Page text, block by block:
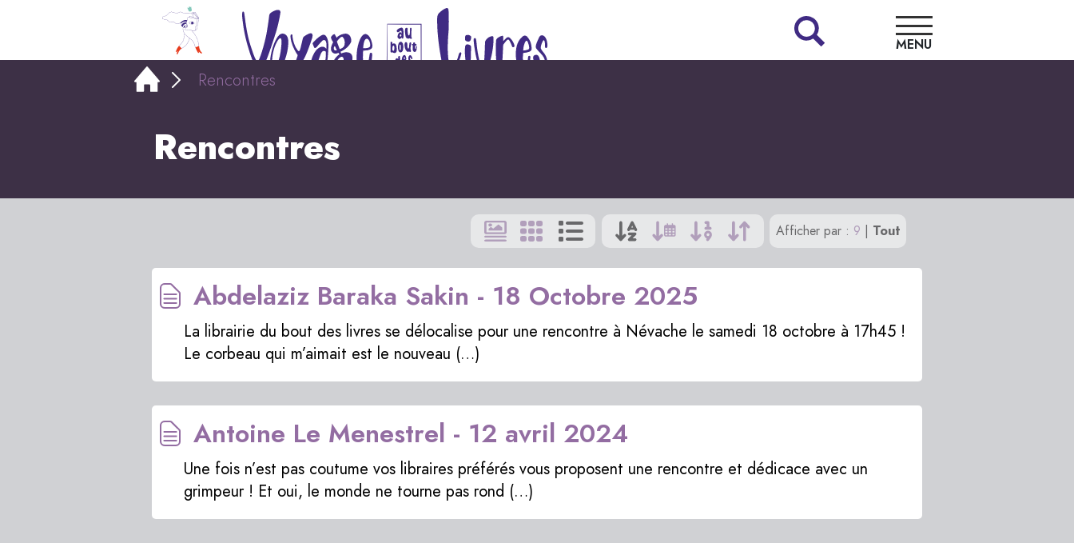
MENU
COUPS
Rencontres
Rencontres
Afficher par : 9 | Tout
Abdelaziz Baraka Sakin - 18 Octobre 2025
La librairie du bout des livres se délocalise pour une rencontre à Névache le samedi 18 octobre à 17h45 !
Le corbeau qui m’aimait est le nouveau (…)
Antoine Le Menestrel - 12 avril 2024
Une fois n’est pas coutume vos libraires préférés vous proposent une rencontre et dédicace avec un
grimpeur ! Et oui, le monde ne tourne pas rond (…)